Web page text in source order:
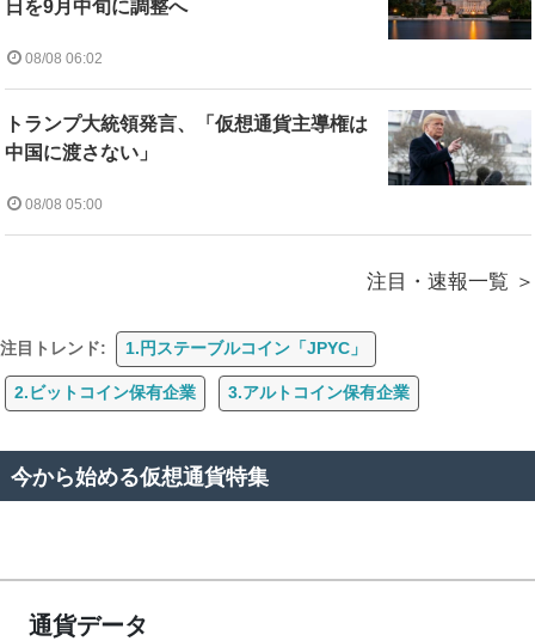
日を9月中旬に調整へ
08/08 06:02
トランプ大統領発言、「仮想通貨主導権は
中国に渡さない」
08/08 05:00
注目・速報一覧
注目トレンド: 1.円ステーブルコイン「JPYC」
2.ビットコイン保有企業 3.アルトコイン保有企業
今から始める仮想通貨特集
通貨データ